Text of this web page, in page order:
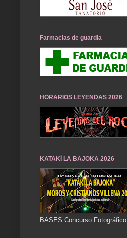
Farmacias de guardia
HORARIOS LEYENDAS 2026
KATAKÍ LA BAJOKA 2026
BASES Concurso Fotográfico